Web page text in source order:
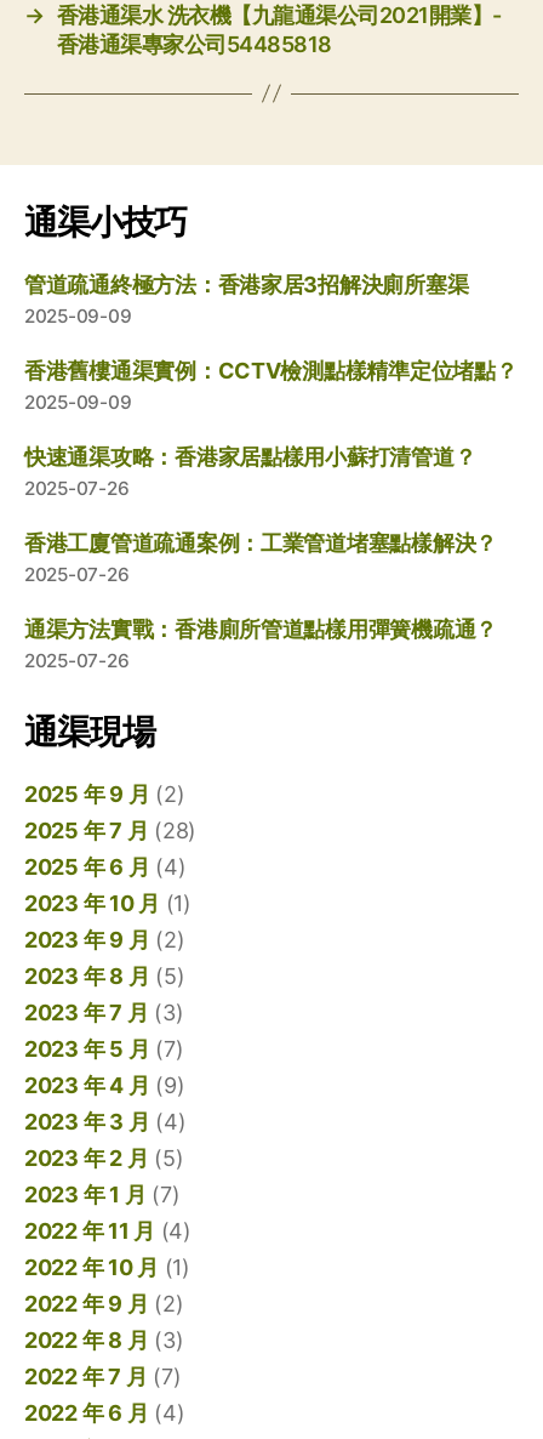
→ 香港通渠水 洗衣機【九龍通渠公司2021開業】-
香港通渠專家公司54485818
通渠小技巧
管道疏通終極方法：香港家居3招解決廁所塞渠
2025-09-09
香港舊樓通渠實例：CCTV檢測點樣精準定位堵點？
2025-09-09
快速通渠攻略：香港家居點樣用小蘇打清管道？
2025-07-26
香港工廈管道疏通案例：工業管道堵塞點樣解決？
2025-07-26
通渠方法實戰：香港廁所管道點樣用彈簧機疏通？
2025-07-26
通渠現場
2025 年 9 月 (2)
2025 年 7 月 (28)
2025 年 6 月 (4)
2023 年 10 月 (1)
2023 年 9 月 (2)
2023 年 8 月 (5)
2023 年 7 月 (3)
2023 年 5 月 (7)
2023 年 4 月 (9)
2023 年 3 月 (4)
2023 年 2 月 (5)
2023 年 1 月 (7)
2022 年 11 月 (4)
2022 年 10 月 (1)
2022 年 9 月 (2)
2022 年 8 月 (3)
2022 年 7 月 (7)
2022 年 6 月 (4)